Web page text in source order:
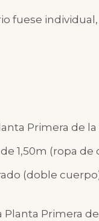
fuese
Primera de
1,50m (ropa de
(doble cuerpo).
Planta Primera